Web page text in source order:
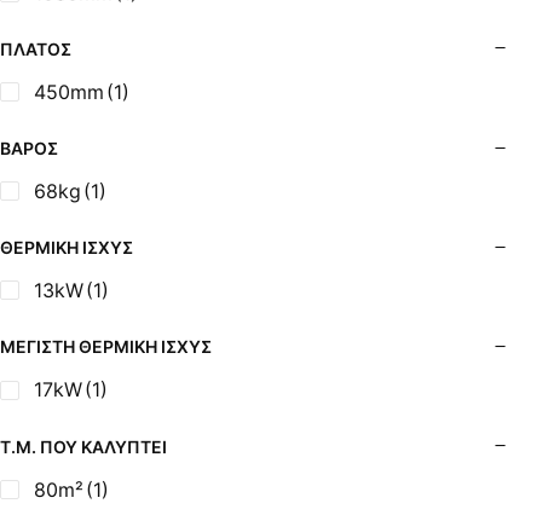
Σόμπες Ξύλου από Ατσάλι με Φούρνο
Σόμπες Πετρελαίου (Alfatherm)
Σόμπες Πετρελαίου (Assos)
Σόμπες Πετρελαίου (StarStoves)
Σόμπες Πετρελαίου (ΟΒΕΛ)
Σόμπες Πετρελαίου Αερόθερμες (Agorastos)
Σόμπες Υγραερίου
Σούβλες - Εργαλεία Ψησίματος BBQ
Σωλήνες (Μπουριά), Εξαρτήματα Σόμπας
Τζάκια - Εστίες
Ψησταριές
ΠΛΆΤΟΣ
450mm (1)
ΒΆΡΟΣ
68kg (1)
ΘΕΡΜΙΚΉ ΙΣΧΎΣ
13kW(1)
ΜΈΓΙΣΤΗ ΘΕΡΜΙΚΉ ΙΣΧΎΣ
17kW(1)
Τ.Μ. ΠΟΥ ΚΑΛΎΠΤΕΙ
80m² (1)